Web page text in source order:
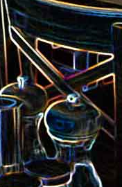
Chou pointu sauté à